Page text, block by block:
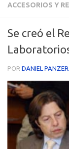
ACCESORIOS Y
Se creó el
POR DANIEL